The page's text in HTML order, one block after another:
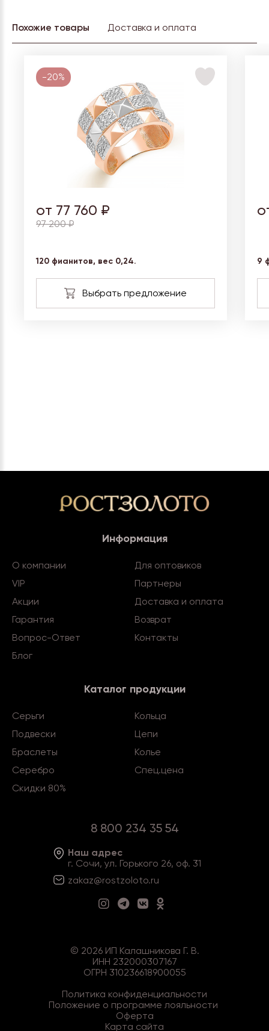
Похожие товары Доставка и оплата
-20%
от 77 760 ₽
97 200 ₽
120 фианитов, вес 0,24. 9
Информация
О компании
Для оптовиков
VIP
Партнеры
Акции
Доставка и оплата
Гарантия
Возврат
Вопрос-Ответ
Контакты
Блог
Каталог продукции
Серьги
Кольца
Подвески
Цепи
Браслеты
Колье
Серебро
Спец.цена
Скидки 80%
8 800 234 35 54
Наш адрес
г. Сочи, ул. Горького 26, оф. 31
zakaz@rostzoloto.ru
© 2026ИП Калашникова Г. В.
ИНН 232000307167
ОГРН 310236618900055
Политика конфиденциальности
Положение о программе лояльности
Оферта
Карта сайта